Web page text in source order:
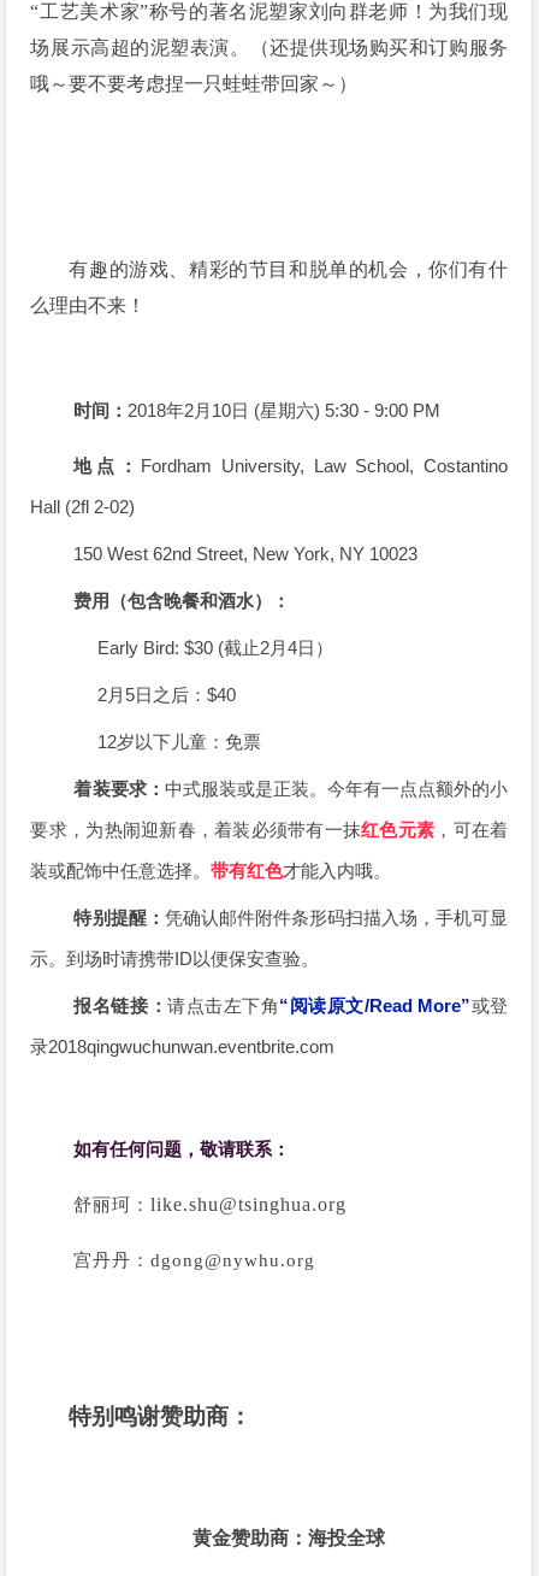
“工艺美术家”称号的著名泥塑家刘向群老师！为我们现
场展示高超的泥塑表演。（还提供现场购买和订购服务
哦～要不要考虑捏一只蛙蛙带回家～）
有趣的游戏、精彩的节目和脱单的机会，你们有什
么理由不来！
时间：2018年2月10日 (星期六) 5:30 - 9:00 PM
地点： Fordham University, Law School, Costantino
Hall (2fl 2-02)
150 West 62nd Street, New York, NY 10023
费用（包含晚餐和酒水）：
Early Bird: $30 (截止2月4日）
2月5日之后：$40
12岁以下儿童：免票
着装要求： 中式服装或是正装。今年有一点点额外的小
要求，为热闹迎新春，着装必须带有一抹红色元素 ，可在着
装或配饰中任意选择。带有红色才能入内哦。
特别提醒： 凭确认邮件附件条形码扫描入场，手机可显
示。到场时请携带ID以便保安查验。
报名链接：请点击左下角“阅读原文/Read More”或登
录2018qingwuchunwan.eventbrite.com
如有任何问题，敬请联系：
舒丽珂：like.shu@tsinghua.org
宫丹丹：dgong@nywhu.org
特别鸣谢赞助商：
黄金赞助商：海投全球